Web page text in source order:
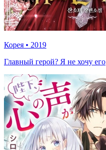
Корея • 2019
Главный герой? Я не хочу его